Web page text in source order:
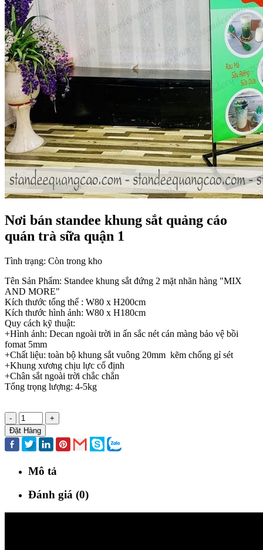
Nơi bán standee khung sắt quảng cáo
quán trà sữa quận 1
Tình trạng: Còn trong kho
Tên Sản Phẩm: Standee khung sắt đứng 2 mặt nhãn hàng "MIX
AND MORE"
Kích thước tổng thể : W80 x H200cm
Kích thước hình ảnh: W80 x H180cm
Quy cách kỹ thuật:
+Hình ảnh: Decan ngoài trời in ấn sắc nét cán màng bảo vệ bồi
fomat 5mm
+Chất liệu: toàn bộ khung sắt vuông 20mm kẽm chống gỉ sét
+Khung xương chịu lực cố định
+Chân sắt ngoài trời chắc chắn
Tổng trọng lượng: 4-5kg
-
+
Đặt Hàng
Mô tả
Đánh giá (0)